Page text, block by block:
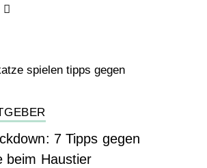
7 Tipps gegen
beim Haustier